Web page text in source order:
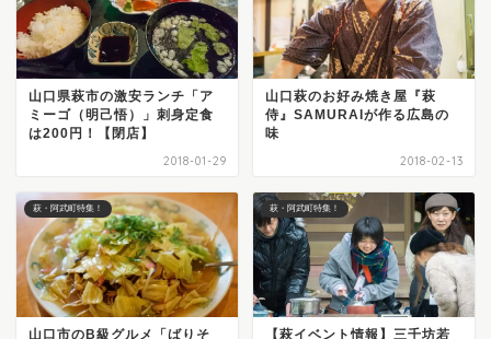
山口県萩市の激安ランチ「ア
ミーゴ（明己悟）」刺身定食
は200円！【閉店】
2018-01-29
山口萩のお好み焼き屋『萩
侍』SAMURAIが作る広島の
味
2018-02-13
萩・阿武町特集！
山口市のB級グルメ「ばりそ
萩・阿武町特集！
【萩イベント情報】三千坊若